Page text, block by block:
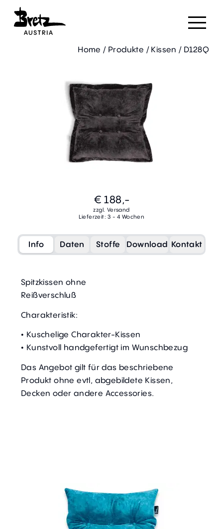
Home / Produkte / Kissen / D128Q
€ 188,-
zzgl. Versand
Lieferzeit: 3 - 4 Wochen
Info Daten Stoffe Download Kontakt
Spitzkissen ohne
Reißverschluß
Charakteristik:
• Kuschelige Charakter-Kissen
• Kunstvoll handgefertigt im Wunschbezug
Das Angebot gilt für das beschriebene
Produkt ohne evtl, abgebildete Kissen,
Decken oder andere Accessories.